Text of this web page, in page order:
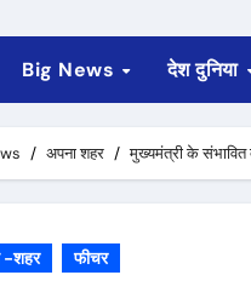
Big News देश दुनिया
अपना शहर मुख्यमंत्री के संभावित
-शहर फीचर